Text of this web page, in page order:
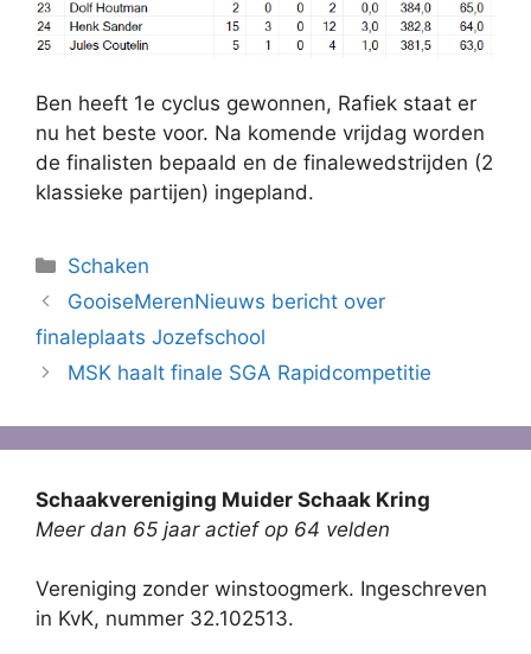
Ben heeft 1e cyclus gewonnen, Rafiek staat er
nu het beste voor. Na komende vrijdag worden
de finalisten bepaald en de finalewedstrijden (2
klassieke partijen) ingepland.
Categorieën
Schaken
GooiseMerenNieuws bericht over
finaleplaats Jozefschool
MSK haalt finale SGA Rapidcompetitie
Schaakvereniging Muider Schaak Kring
Meer dan 65 jaar actief op 64 velden
Vereniging zonder winstoogmerk. Ingeschreven
in KvK, nummer 32.102513.